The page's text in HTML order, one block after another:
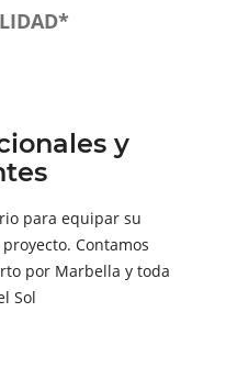
y
para equipar su
Contamos
por Marbella y toda
Sol